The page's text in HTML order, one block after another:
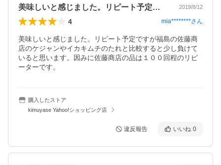
美味しいと感じました。リピート予定です… 2019/8/12
4 mia********さん
美味しいと感じました。リピート予定ですが福島の佐藤商
店のケジャンやイカキムチのたれと比較すると少し負けて
いると思います。因みに佐藤商店の品は１００回程のリピ
ーターです。
購入したストア
kimuyase Yahoo!ショッピング店
違反報告 いいね 0